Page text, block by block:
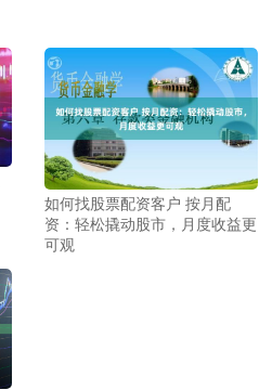
如何找股票配资客户 按月配
资：轻松撬动股市，月度收益更
可观